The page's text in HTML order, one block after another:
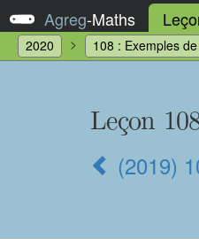
Agreg-Maths
2020 108 : Exemples
Leçon
(2019)